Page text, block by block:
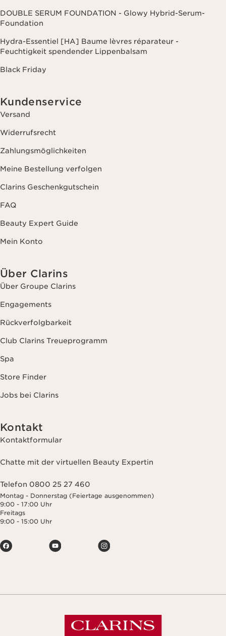
DOUBLE SERUM FOUNDATION - Glowy Hybrid-Serum-
Foundation
Hydra-Essentiel [HA] Baume lèvres réparateur -
Feuchtigkeit spendender Lippenbalsam
Black Friday
Kundenservice
Versand
Widerrufsrecht
Zahlungsmöglichkeiten
Meine Bestellung verfolgen
Clarins Geschenkgutschein
FAQ
Beauty Expert Guide
Mein Konto
Über Clarins
Über Groupe Clarins
Engagements
Rückverfolgbarkeit
Club Clarins Treueprogramm
Spa
Store Finder
Jobs bei Clarins
Kontakt
Kontaktformular
Chatte mit der virtuellen Beauty Expertin
Telefon 0800 25 27 460
Montag - Donnerstag (Feiertage ausgenommen)
9:00 - 17:00 Uhr
Freitags
9:00 - 15:00 Uhr